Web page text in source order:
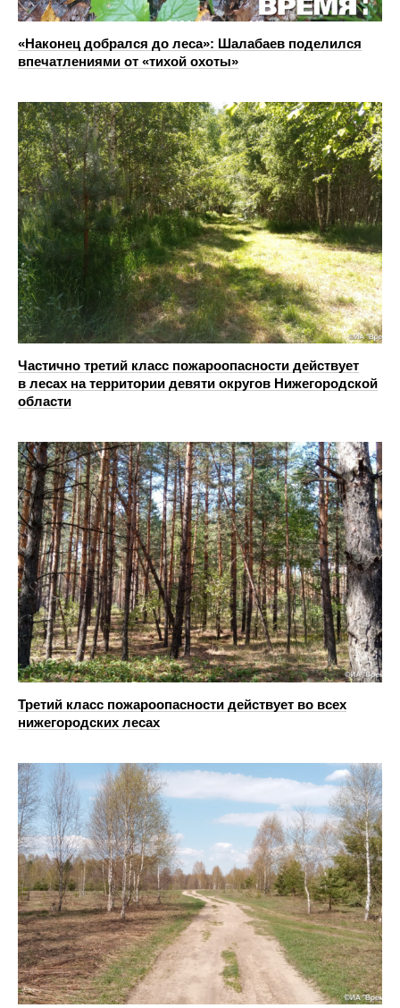
«Наконец добрался до леса»: Шалабаев поделился
впечатлениями от «тихой охоты»
Частично третий класс пожароопасности действует
в лесах на территории девяти округов Нижегородской
области
Третий класс пожароопасности действует во всех
нижегородских лесах